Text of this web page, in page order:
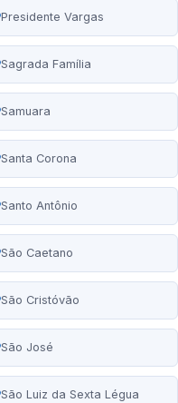
Presidente Vargas
Sagrada Família
Samuara
Santa Corona
Santo Antônio
São Caetano
São Cristóvão
São José
São Luiz da Sexta Légua